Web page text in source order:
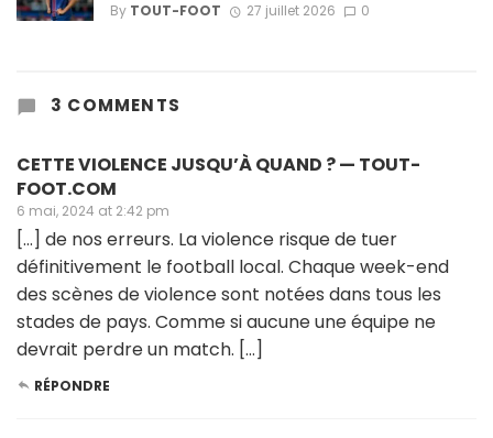
By TOUT-FOOT 27 juillet 2026 0
3 COMMENTS
CETTE VIOLENCE JUSQU’À QUAND ? — TOUT-
FOOT.COM
6 mai, 2024 at 2:42 pm
[…] de nos erreurs. La violence risque de tuer
définitivement le football local. Chaque week-end
des scènes de violence sont notées dans tous les
stades de pays. Comme si aucune une équipe ne
devrait perdre un match. […]
RÉPONDRE